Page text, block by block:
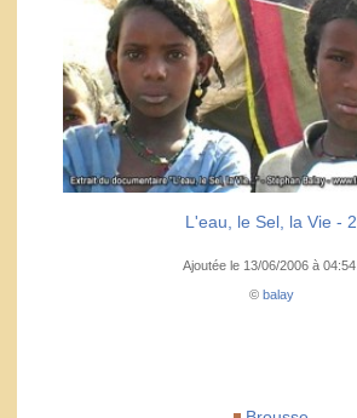
L'eau, le Sel, la Vie - 2
Ajoutée le 13/06/2006 à 04:54
© balay